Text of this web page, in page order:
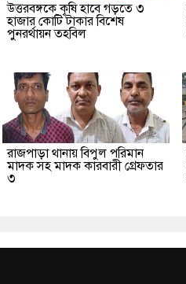
উত্তরবঙ্গকে কৃষি হাবে গড়তে ৩
হাজার কোটি টাকার বিশেষ
পুনরর্থায়ন তহবিল
রাজপাড়া থানায় বিপুল পরিমান
মাদক সহ মাদক কারবারী গ্রেফতার
৩